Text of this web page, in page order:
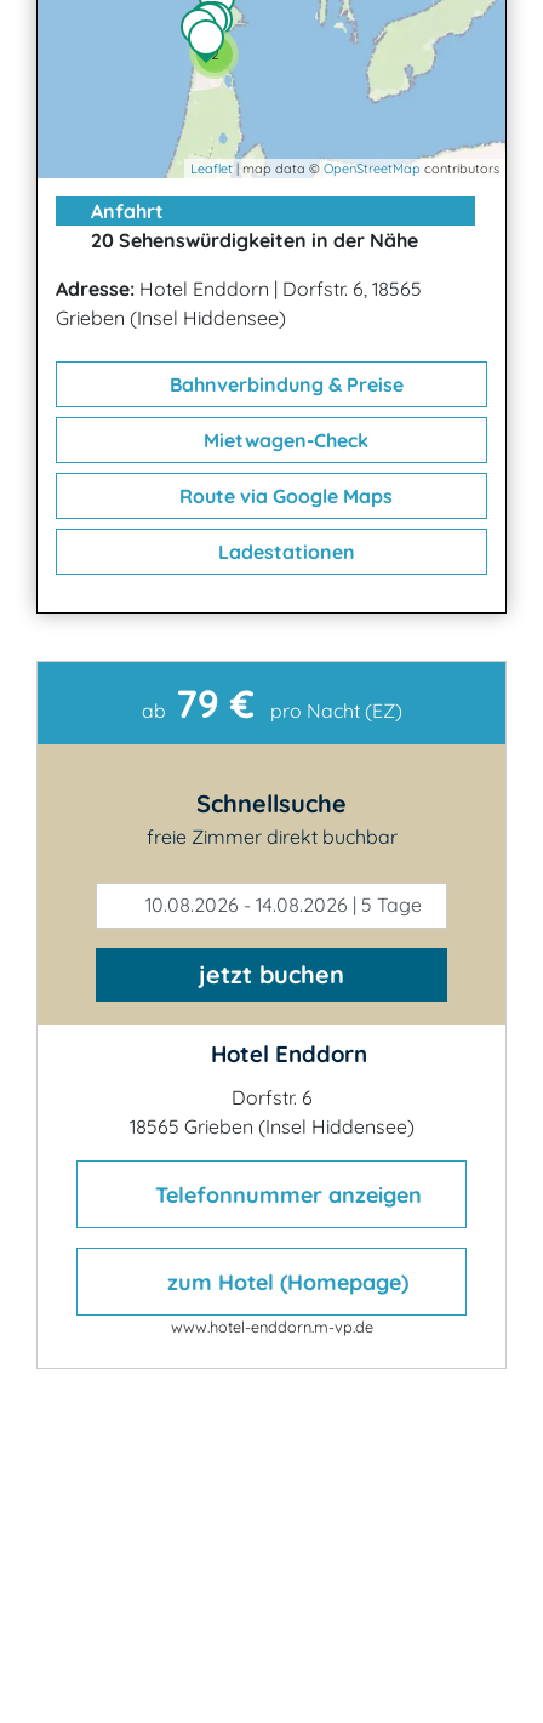
2
2
Leaflet | map data © OpenStreetMap contributors
Anfahrt
20 Sehenswürdigkeiten in der Nähe
Adresse: Hotel Enddorn | Dorfstr. 6, 18565
Grieben (Insel Hiddensee)
Bahnverbindung & Preise
Mietwagen-Check
Route via Google Maps
Ladestationen
Kontakt
ab 79 € pro Nacht (EZ)
Schnellsuche
freie Zimmer direkt buchbar
10.08.2026 - 14.08.2026 | 5 Tage
jetzt buchen
Hotel Enddorn
Dorfstr. 6
18565 Grieben (Insel Hiddensee)
Telefonnummer anzeigen
zum Hotel (Homepage)
www.hotel-enddorn.m-vp.de